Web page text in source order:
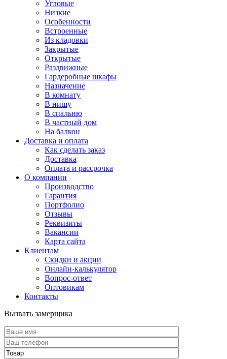
Угловые
Низкие
Особенности
Встроенные
Из кладовки
Закрытые
Открытые
Раздвижные
Гардеробные шкафы
Назначение
В комнату
В нишу
В спальню
В частный дом
На балкон
Доставка и оплата
Как сделать заказ
Доставка
Оплата и рассрочка
О компании
Производство
Гарантия
Портфолио
Отзывы
Реквизиты
Вакансии
Карта сайта
Клиентам
Скидки и акции
Онлайн-калькулятор
Вопрос-ответ
Оптовикам
Контакты
Вызвать замерщика